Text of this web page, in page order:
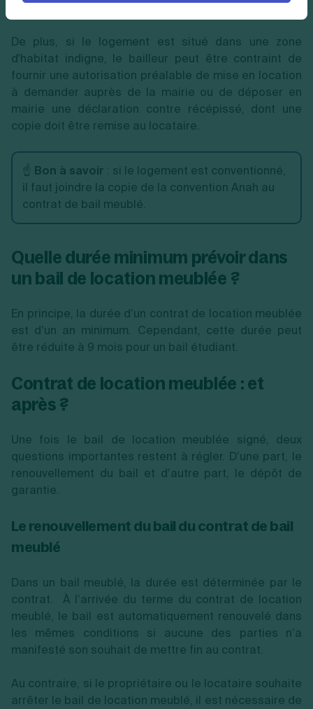
De plus, si le logement est situé dans une zone
d'habitat indigne, le bailleur peut être contraint de
fournir une autorisation préalable de mise en location
à demander auprès de la mairie ou de déposer en
mairie une déclaration contre récépissé, dont une
copie doit être remise au locataire.
☝️ Bon à savoir : si le logement est conventionné,
il faut joindre la copie de la convention Anah au
contrat de bail meublé.
Quelle durée minimum prévoir dans
un bail de location meublée ?
En principe, la durée d’un contrat de location meublée
est d’un an minimum. Cependant, cette durée peut
être réduite à 9 mois pour un bail étudiant.
Contrat de location meublée : et
après ?
Une fois le bail de location meublée signé, deux
questions importantes restent à régler. D’une part, le
renouvellement du bail et d’autre part, le dépôt de
garantie.
Le renouvellement du bail du contrat de bail
meublé
Dans un bail meublé, la durée est déterminée par le
contrat. À l’arrivée du terme du contrat de location
meublé, le bail est automatiquement renouvelé dans
les mêmes conditions si aucune des parties n’a
manifesté son souhait de mettre fin au contrat.
Au contraire, si le propriétaire ou le locataire souhaite
arrêter le bail de location meublé, il est nécessaire de